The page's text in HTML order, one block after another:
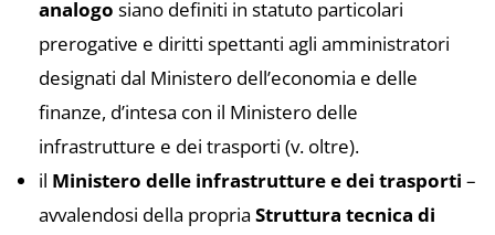
analogo siano definiti in statuto particolari
prerogative e diritti spettanti agli amministratori
designati dal Ministero dell’economia e delle
finanze, d’intesa con il Ministero delle
infrastrutture e dei trasporti (v. oltre).
il Ministero delle infrastrutture e dei trasporti –
avvalendosi della propria Struttura tecnica di